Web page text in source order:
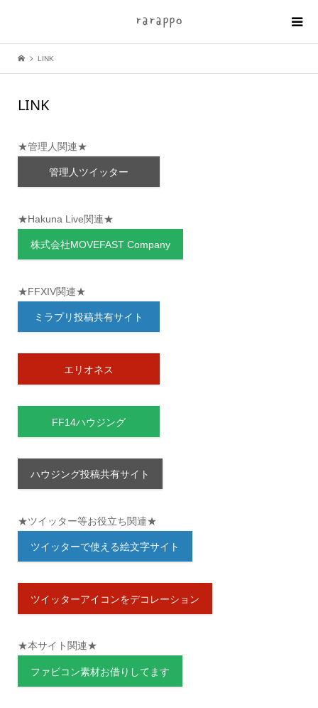
LINK
LINK
★管理人関連★
管理人ツイッター
★Hakuna Live関連★
株式会社MOVEFAST Company
★FFXIV関連★
ミラプリ投稿共有サイト
エリオネス
FF14ハウジング
ハウジング投稿共有サイト
★ツイッター等お役立ち関連★
ツイッターで使える絵文字サイト
ツイッターアイコンをデコレーション
★本サイト関連★
ファビコン素材お借りしてます